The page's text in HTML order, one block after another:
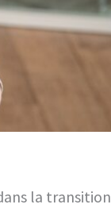
la transition